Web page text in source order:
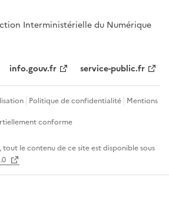
Interministérielle du Numérique
info.gouv.fr service-public.fr
Politique de confidentialité Mentions
conforme
le contenu de ce site est disponible sous